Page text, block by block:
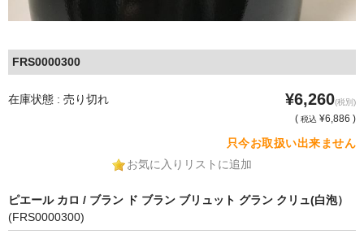
FRS0000300
在庫状態 : 売り切れ ¥6,260(税別)
( 税込 ¥6,886 )
只今お取扱い出来ません
お気に入りリストに追加
ピエール カロ / ブラン ド ブラン ブリュット グラン クリュ(白泡）
(FRS0000300)